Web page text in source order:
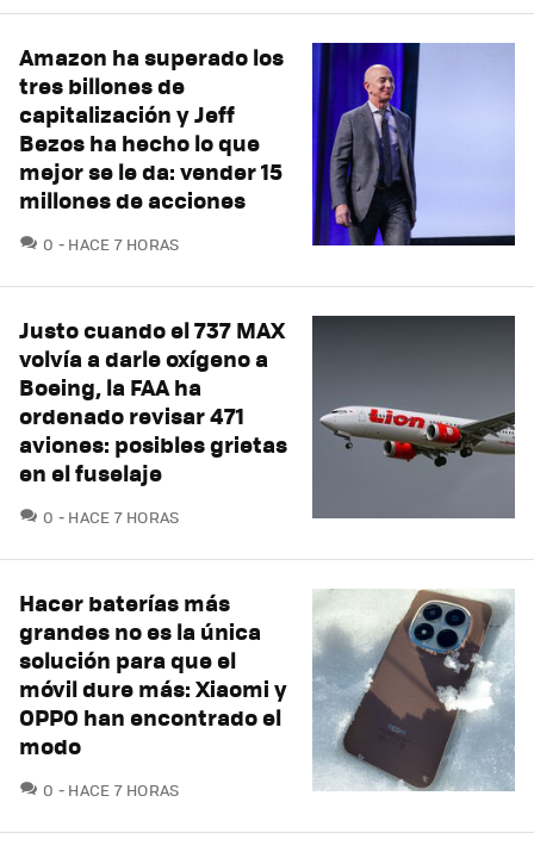
Amazon ha superado los
tres billones de
capitalización y Jeff
Bezos ha hecho lo que
mejor se le da: vender 15
millones de acciones
0 COMENTARIOS
HACE 7 HORAS
Justo cuando el 737 MAX
volvía a darle oxígeno a
Boeing, la FAA ha
ordenado revisar 471
aviones: posibles grietas
en el fuselaje
0 COMENTARIOS
HACE 7 HORAS
Hacer baterías más
grandes no es la única
solución para que el
móvil dure más: Xiaomi y
OPPO han encontrado el
modo
0 COMENTARIOS
HACE 7 HORAS